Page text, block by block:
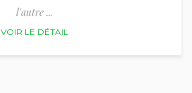
l'autre ...
VOIR LE DÉTAIL